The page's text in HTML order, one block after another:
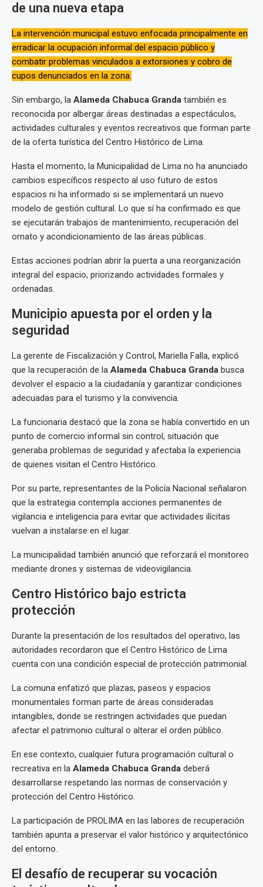
de una nueva etapa
La intervención municipal estuvo enfocada principalmente en
erradicar la ocupación informal del espacio público y
combatir problemas vinculados a extorsiones y cobro de
cupos denunciados en la zona.
Sin embargo, la Alameda Chabuca Granda también es
reconocida por albergar áreas destinadas a espectáculos,
actividades culturales y eventos recreativos que forman parte
de la oferta turística del Centro Histórico de Lima.
Hasta el momento, la Municipalidad de Lima no ha anunciado
cambios específicos respecto al uso futuro de estos
espacios ni ha informado si se implementará un nuevo
modelo de gestión cultural. Lo que sí ha confirmado es que
se ejecutarán trabajos de mantenimiento, recuperación del
ornato y acondicionamiento de las áreas públicas.
Estas acciones podrían abrir la puerta a una reorganización
integral del espacio, priorizando actividades formales y
ordenadas.
Municipio apuesta por el orden y la
seguridad
La gerente de Fiscalización y Control, Mariella Falla, explicó
que la recuperación de la Alameda Chabuca Granda busca
devolver el espacio a la ciudadanía y garantizar condiciones
adecuadas para el turismo y la convivencia.
La funcionaria destacó que la zona se había convertido en un
punto de comercio informal sin control, situación que
generaba problemas de seguridad y afectaba la experiencia
de quienes visitan el Centro Histórico.
Por su parte, representantes de la Policía Nacional señalaron
que la estrategia contempla acciones permanentes de
vigilancia e inteligencia para evitar que actividades ilícitas
vuelvan a instalarse en el lugar.
La municipalidad también anunció que reforzará el monitoreo
mediante drones y sistemas de videovigilancia.
Centro Histórico bajo estricta
protección
Durante la presentación de los resultados del operativo, las
autoridades recordaron que el Centro Histórico de Lima
cuenta con una condición especial de protección patrimonial.
La comuna enfatizó que plazas, paseos y espacios
monumentales forman parte de áreas consideradas
intangibles, donde se restringen actividades que puedan
afectar el patrimonio cultural o alterar el orden público.
En ese contexto, cualquier futura programación cultural o
recreativa en la Alameda Chabuca Granda deberá
desarrollarse respetando las normas de conservación y
protección del Centro Histórico.
La participación de PROLIMA en las labores de recuperación
también apunta a preservar el valor histórico y arquitectónico
del entorno.
El desafío de recuperar su vocación